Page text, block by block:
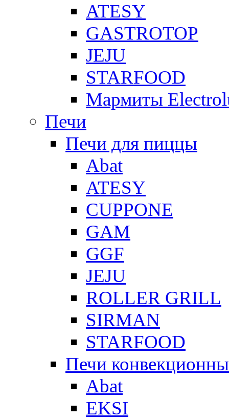
ATESY
GASTROTOP
JEJU
STARFOOD
Мармиты
Печи
Печи для пиццы
Abat
ATESY
CUPPONE
GAM
GGF
JEJU
ROLLER GRILL
SIRMAN
STARFOOD
Печи
Abat
EKSI